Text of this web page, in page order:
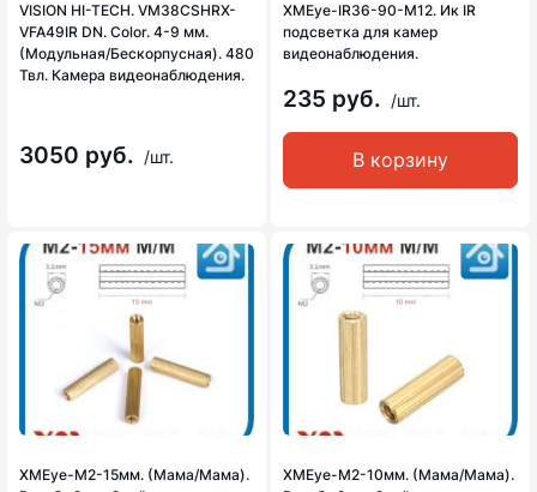
VISION HI-TECH. VM38CSHRX-
VFA49IR DN. Color. 4-9 мм.
(Модульная/Бескорпусная). 480
Твл. Камера видеонаблюдения.
3050 руб. /шт.
XMEye-IR36-90-M12. Ик IR
подсветка для камер
видеонаблюдения.
235 руб. /шт.
В корзину
XMEye-M2-15мм. (Мама/Мама).
XMEye-M2-10мм. (Мама/Мама).